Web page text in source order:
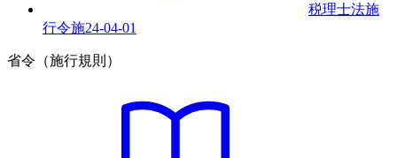
税理士法施
行令施24-04-01
省令（施行規則）